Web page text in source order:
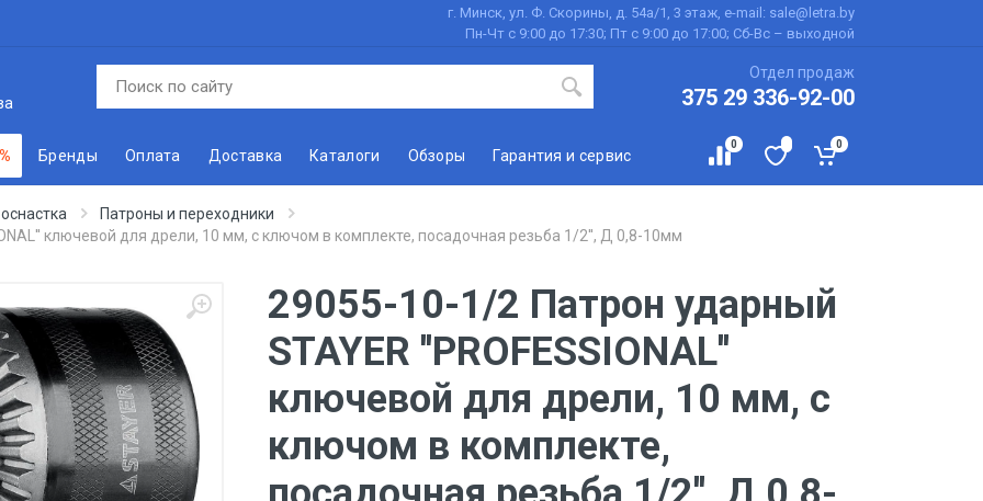
г. Минск, ул. Ф. Скорины, д. 54а/1, 3 этаж, e-mail: sale@letra.by
Пн-Чт с 9:00 до 17:30; Пт с 9:00 до 17:00; Сб-Вс – выходной
Отдел продаж
375 29 336-92-00
Бренды Оплата Доставка Каталоги Обзоры Гарантия и сервис
0 0
Патроны и переходники
ключевой для дрели, 10 мм, с ключом в комплекте, посадочная резьба 1/2'', Д 0,8-10мм
29055-10-1/2 Патрон ударный
STAYER ''PROFESSIONAL''
ключевой для дрели, 10 мм, с
ключом в комплекте,